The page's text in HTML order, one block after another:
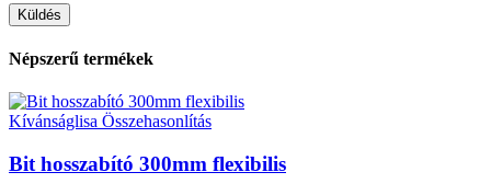
Népszerű termékek
Kívánságlisa Összehasonlítás
Bit hosszabító 300mm flexibilis